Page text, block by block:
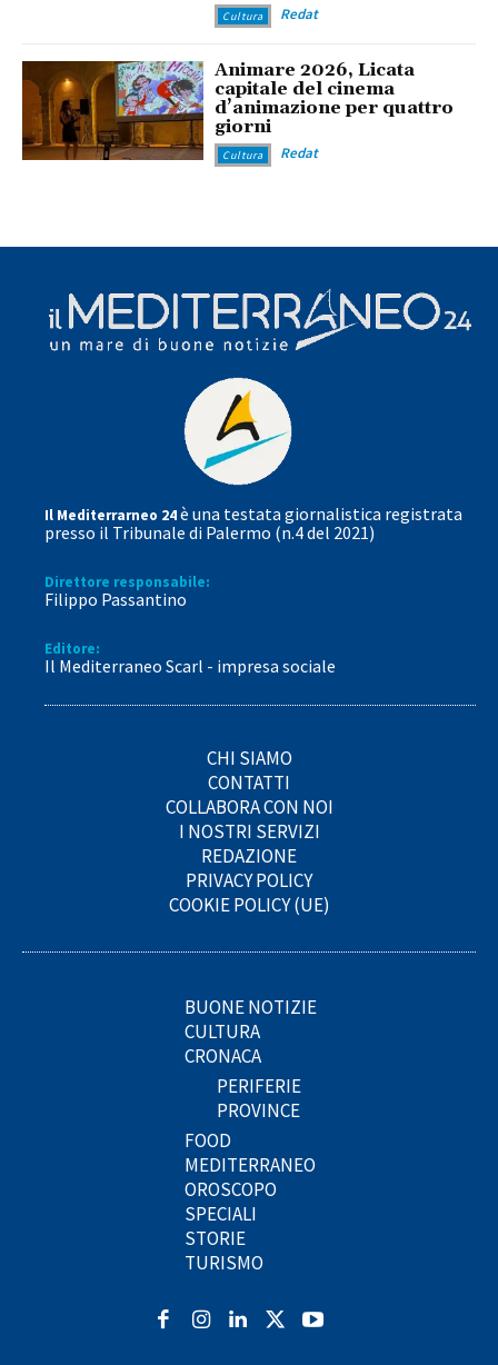
Cultura Redat
Animare 2026, Licata
capitale del cinema
d’animazione per quattro
giorni
Cultura Redat
Il Mediterrarneo 24è una testata giornalistica registrata
presso il Tribunale di Palermo (n.4 del 2021)
Direttore responsabile:
Filippo Passantino
Editore:
Il Mediterraneo Scarl - impresa sociale
CHI SIAMO
CONTATTI
COLLABORA CON NOI
I NOSTRI SERVIZI
REDAZIONE
PRIVACY POLICY
COOKIE POLICY (UE)
BUONE NOTIZIE
CULTURA
CRONACA
PERIFERIE
PROVINCE
FOOD
MEDITERRANEO
OROSCOPO
SPECIALI
STORIE
TURISMO